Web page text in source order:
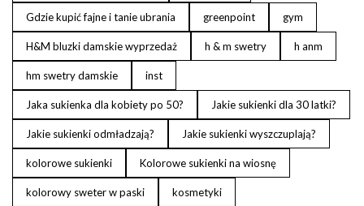
Gdzie kupić fajne i tanie ubrania greenpoint gym
H&M bluzki damskie wyprzedaż h & m swetry h anm
hm swetry damskie inst
Jaka sukienka dla kobiety po 50? Jakie sukienki dla 30 latki?
Jakie sukienki odmładzają? Jakie sukienki wyszczuplają?
kolorowe sukienki Kolorowe sukienki na wiosnę
kolorowy sweter w paski kosmetyki